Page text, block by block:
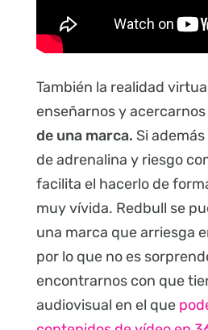
También la realidad
enseñarnos y acercarnos
de una marca. Si
de adrenalina y riesgo
facilita el hacerlo de
muy vívida. Redbull se
una marca que arriesga
por lo que no es
encontrarnos con que
audiovisual en el que